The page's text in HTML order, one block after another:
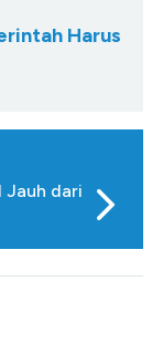
Harus
Jauh dari